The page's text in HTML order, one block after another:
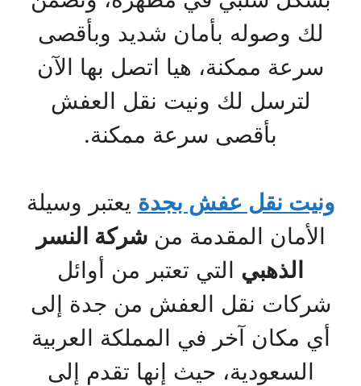
لك وصوله بأمان شديد وبأقصى
سرعة ممكنة، هيا اتصل بها الآن
لترسل لك ونيت نقل العفش
بأقصى سرعة ممكنة.
ونيت نقل عفش بجدة يعتبر وسيلة
الأمان المقدمة منشركة النسر
الذهبي التي تعتبر من أوائل
شركات نقل العفش من جدة إلى
أي مكان آخر في المملكة العربية
السعودية، حيث إنها تقدم إلى